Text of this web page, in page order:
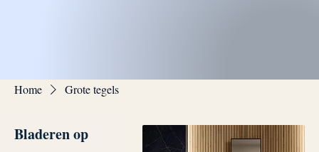
Home Grote tegels
Bladeren op